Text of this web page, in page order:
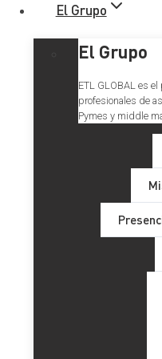
El Grupo
El Grupo
ETL GLOBAL es
profesionales de
Pymes y middle
IRPF.
deducción
las mujeres
crisis